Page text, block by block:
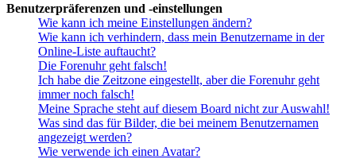
Benutzerpräferenzen und -einstellungen
Wie kann ich meine Einstellungen ändern?
Wie kann ich verhindern, dass mein Benutzername in der
Online-Liste auftaucht?
Die Forenuhr geht falsch!
Ich habe die Zeitzone eingestellt, aber die Forenuhr geht
immer noch falsch!
Meine Sprache steht auf diesem Board nicht zur Auswahl!
Was sind das für Bilder, die bei meinem Benutzernamen
angezeigt werden?
Wie verwende ich einen Avatar?